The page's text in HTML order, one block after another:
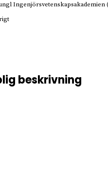
Ingenjörsvetenskapsakademien
beskrivning